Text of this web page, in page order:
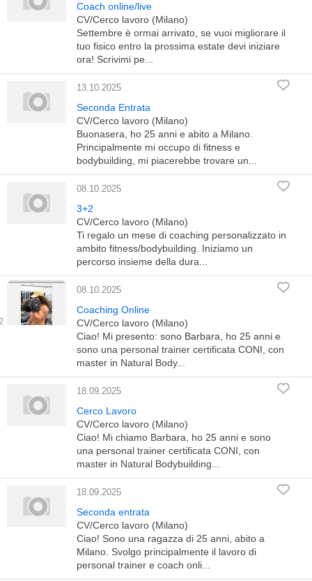
Coach online/live
CV/Cerco lavoro (Milano)
Settembre è ormai arrivato, se vuoi migliorare il
tuo fisico entro la prossima estate devi iniziare
ora! Scrivimi pe...
13.10.2025
Seconda Entrata
CV/Cerco lavoro (Milano)
Buonasera, ho 25 anni e abito a Milano.
Principalmente mi occupo di fitness e
bodybuilding, mi piacerebbe trovare un...
08.10.2025
3+2
CV/Cerco lavoro (Milano)
Ti regalo un mese di coaching personalizzato in
ambito fitness/bodybuilding. Iniziamo un
percorso insieme della dura...
08.10.2025
Coaching Online
CV/Cerco lavoro (Milano)
Ciao! Mi presento: sono Barbara, ho 25 anni e
sono una personal trainer certificata CONI, con
master in Natural Body...
18.09.2025
Cerco Lavoro
CV/Cerco lavoro (Milano)
Ciao! Mi chiamo Barbara, ho 25 anni e sono
una personal trainer certificata CONI, con
master in Natural Bodybuilding...
18.09.2025
Seconda entrata
CV/Cerco lavoro (Milano)
Ciao! Sono una ragazza di 25 anni, abito a
Milano. Svolgo principalmente il lavoro di
personal trainer e coach onli...